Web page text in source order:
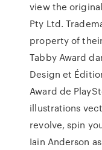
view the
Pty Ltd.
property of
Tabby Award
Design et
Award de
illustrations
revolve, spin
Iain Anderson